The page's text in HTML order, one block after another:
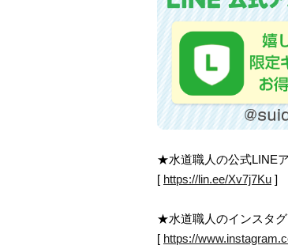
★水道職人の公式LINE
[ https://lin.ee/Xv7j7Ku ]
★水道職人のインスタグ
[ https://